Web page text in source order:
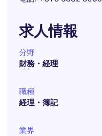
求人情報
分野
財務・経理
職種
経理・簿記
業界